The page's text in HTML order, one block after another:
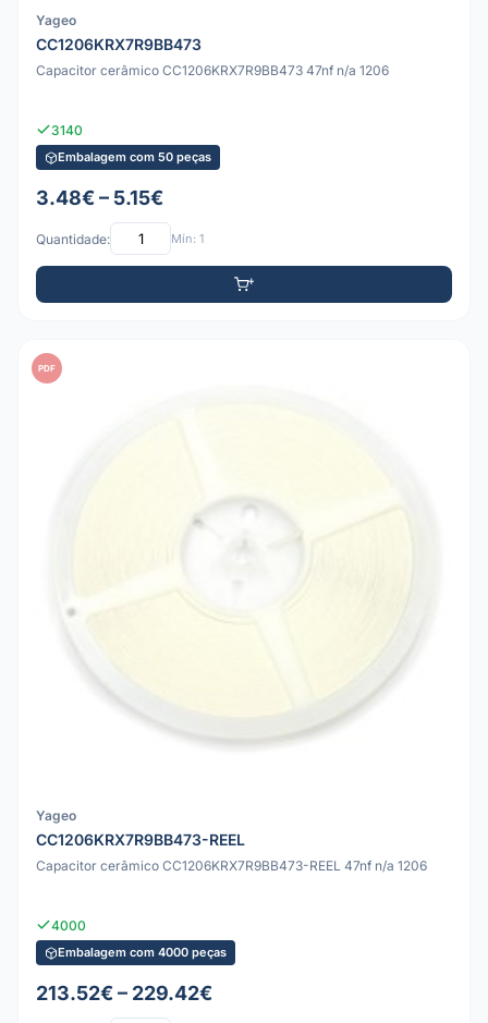
Yageo
CC1206KRX7R9BB473
Capacitor cerâmico CC1206KRX7R9BB473 47nf n/a 1206
3140
Embalagem com 50 peças
3.48€ – 5.15€
Quantidade: Mín: 1
PDF
Yageo
CC1206KRX7R9BB473-REEL
Capacitor cerâmico CC1206KRX7R9BB473-REEL 47nf n/a 1206
4000
Embalagem com 4000 peças
213.52€ – 229.42€